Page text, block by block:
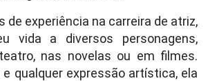
de experiência na carreira de atriz,
vida a diversos personagens,
nas novelas ou em filmes.
qualquer expressão artística, ela